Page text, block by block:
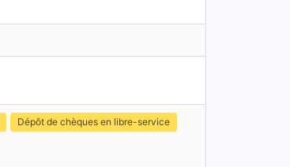
Dépôt de chèques en libre-service